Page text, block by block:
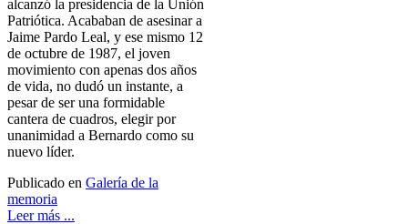
alcanzó la presidencia de la Unión
Patriótica. Acababan de asesinar a
Jaime Pardo Leal, y ese mismo 12
de octubre de 1987, el joven
movimiento con apenas dos años
de vida, no dudó un instante, a
pesar de ser una formidable
cantera de cuadros, elegir por
unanimidad a Bernardo como su
nuevo líder.
Publicado en Galería de la
memoria
Leer más ...